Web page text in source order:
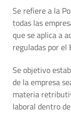
Se refiere a la
todas las
que se aplica a
reguladas por el
Se objetivo
de la empresa
materia
laboral dentro